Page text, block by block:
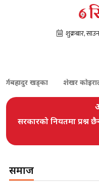
खड्का शेखर कोइराला
सरकारको नियतमा
समाज